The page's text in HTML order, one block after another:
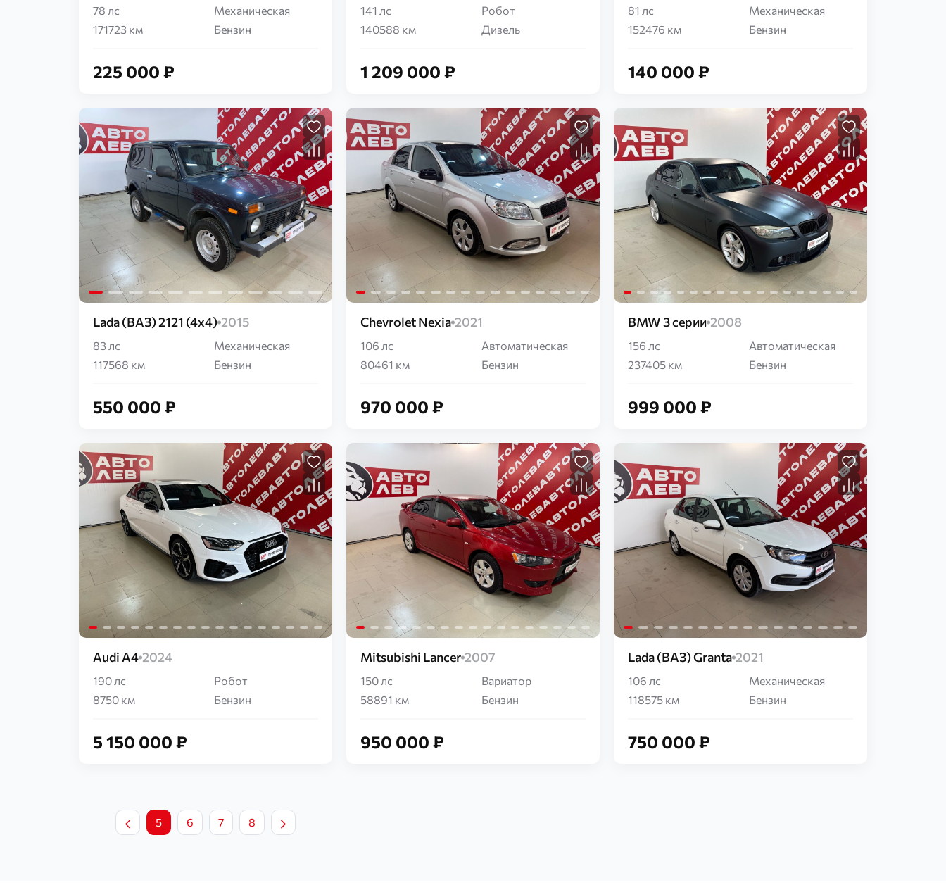
78 лс
Механическая
171723 км
Бензин
225 000 ₽
141 лс
Робот
140588 км
Дизель
1 209 000 ₽
81 лс
Механическая
152476 км
Бензин
140 000 ₽
Загрузка... Загрузка... Загрузка...
Lada (ВАЗ) 2121 (4x4) 2015
83 лс
Механическая
117568 км
Бензин
550 000 ₽
Загрузка... Загрузка...
Chevrolet Nexia 2021
106 лс
Автоматическая
80461 км
Бензин
970 000 ₽
Загрузка...
BMW 3 серии 2008
156 лс
Автоматическая
237405 км
Бензин
999 000 ₽
Загрузка... Загрузка... Загрузка...
Audi A4 2024
190 лс
Робот
8750 км
Бензин
5 150 000 ₽
Загрузка... Загрузка...
Mitsubishi Lancer 2007
150 лс
Вариатор
58891 км
Бензин
950 000 ₽
Загрузка...
Lada (ВАЗ) Granta 2021
106 лс
Механическая
118575 км
Бензин
750 000 ₽
5 6 7 8